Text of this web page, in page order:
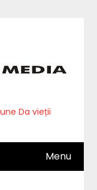
Da vieții
Menu